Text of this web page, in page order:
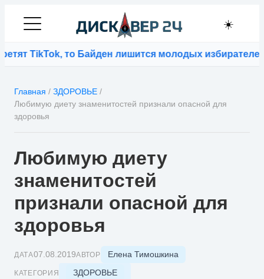
☀️
TikTok, то Байден лишится молодых избирателей⚡
Главная / ЗДОРОВЬЕ /
Любимую диету знаменитостей признали опасной для
здоровья
Любимую диету
знаменитостей
признали опасной для
здоровья
ДАТА07.08.2019АВТОР Елена Тимошкина
КАТЕГОРИЯ ЗДОРОВЬЕ